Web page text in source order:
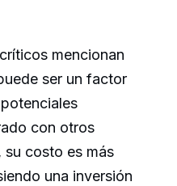
mencionan
ser un factor
con otros
su costo es más
una inversión